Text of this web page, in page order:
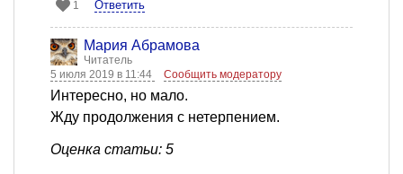
1 Ответить
Мария Абрамова
Читатель
5 июля 2019 в 11:44
Сообщить модератору
Интересно, но мало.
Жду продолжения с нетерпением.
Оценка статьи: 5